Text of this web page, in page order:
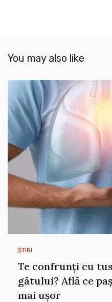
You may also like
ȘTIRI
Te confrunți cu
gâtului? Află ce
mai ușor